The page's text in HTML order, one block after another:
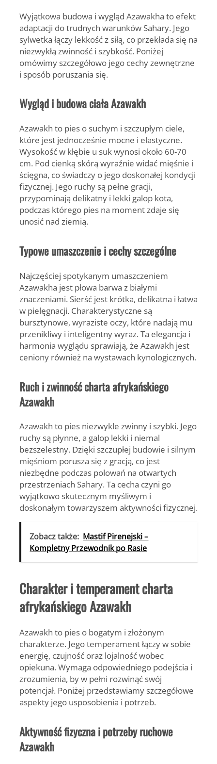
Wyjątkowa budowa i wygląd Azawakha to efekt
adaptacji do trudnych warunków Sahary. Jego
sylwetka łączy lekkość z siłą, co przekłada się na
niezwykłą zwinność i szybkość. Poniżej
omówimy szczegółowo jego cechy zewnętrzne
i sposób poruszania się.
Wygląd i budowa ciała Azawakh
Azawakh to pies o suchym i szczupłym ciele,
które jest jednocześnie mocne i elastyczne.
Wysokość w kłębie u suk wynosi około 60-70
cm. Pod cienką skórą wyraźnie widać mięśnie i
ścięgna, co świadczy o jego doskonałej kondycji
fizycznej. Jego ruchy są pełne gracji,
przypominają delikatny i lekki galop kota,
podczas którego pies na moment zdaje się
unosić nad ziemią.
Typowe umaszczenie i cechy szczególne
Najczęściej spotykanym umaszczeniem
Azawakha jest płowa barwa z białymi
znaczeniami. Sierść jest krótka, delikatna i łatwa
w pielęgnacji. Charakterystyczne są
bursztynowe, wyraziste oczy, które nadają mu
przenikliwy i inteligentny wyraz. Ta elegancja i
harmonia wyglądu sprawiają, że Azawakh jest
ceniony również na wystawach kynologicznych.
Ruch i zwinność charta afrykańskiego
Azawakh
Azawakh to pies niezwykle zwinny i szybki. Jego
ruchy są płynne, a galop lekki i niemal
bezszelestny. Dzięki szczupłej budowie i silnym
mięśniom porusza się z gracją, co jest
niezbędne podczas polowań na otwartych
przestrzeniach Sahary. Ta cecha czyni go
wyjątkowo skutecznym myśliwym i
doskonałym towarzyszem aktywności fizycznej.
Zobacz także: Mastif Pirenejski –
Kompletny Przewodnik po Rasie
Charakter i temperament charta
afrykańskiego Azawakh
Azawakh to pies o bogatym i złożonym
charakterze. Jego temperament łączy w sobie
energię, czujność oraz lojalność wobec
opiekuna. Wymaga odpowiedniego podejścia i
zrozumienia, by w pełni rozwinąć swój
potencjał. Poniżej przedstawiamy szczegółowe
aspekty jego usposobienia i potrzeb.
Aktywność fizyczna i potrzeby ruchowe
Azawakh